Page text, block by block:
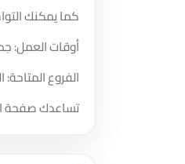
كما يمكنك
أوقات العمل: جميع أيام
الفروع المتاحة:
تساعدك صفحة